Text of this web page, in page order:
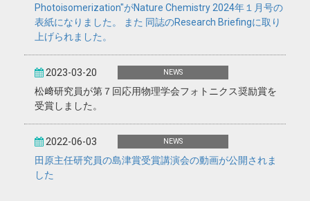
Photoisomerization"がNature Chemistry 2024年１月号の
表紙になりました。 また 同誌のResearch Briefingに取り
上げられました。
2023-03-20 NEWS
松﨑研究員が第７回応用物理学会フォトニクス奨励賞を
受賞しました。
2022-06-03 NEWS
田原主任研究員の島津賞受賞講演会の動画が公開されま
した